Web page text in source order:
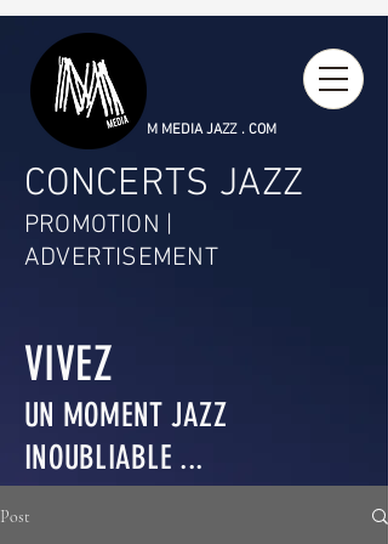
M MEDIA JAZZ . COM
CONCERTS JAZZ
PROMOTION |
ADVERTISEMENT
VIVEZ
UN MOMENT JAZZ
INOUBLIABLE ...
Post